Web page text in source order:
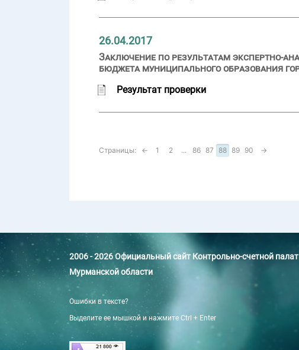
26.04.2017
Заключение по результатам экспертно-
бюджета муниципального образования
Результат проверки
Страницы: ← 1 2 ... 86 87 88 89 90 →
2006 - 2026 Официальный сайт Контрольно-счетной
Мурманской области
Ошибки в тексте?
Выделите ее мышкой и нажмите Ctrl + Enter